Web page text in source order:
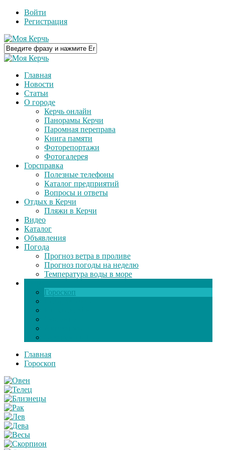
Войти
Регистрация
Главная
Новости
Статьи
О городе
Керчь онлайн
Панорамы Керчи
Паромная переправа
Книга памяти
Фоторепортажи
Фотогалерея
Горсправка
Полезные телефоны
Каталог предприятий
Вопросы и ответы
Отдых в Керчи
Пляжи в Керчи
Видео
Каталог
Объявления
Погода
Прогноз ветра в проливе
Прогноз погоды на неделю
Температура воды в море
Гороскоп
Главная
Гороскоп